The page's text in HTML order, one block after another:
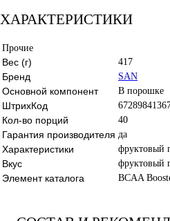
ХАРАКТЕРИСТИКИ
Прочие
Вес (г) 417
Бренд SAN
Основной компонент В порошке
ШтрихКод
Кол-во порций 40
Гарантия производителя да
Характеристики фруктовый
Вкус фруктовый
Элемент каталога BCAA